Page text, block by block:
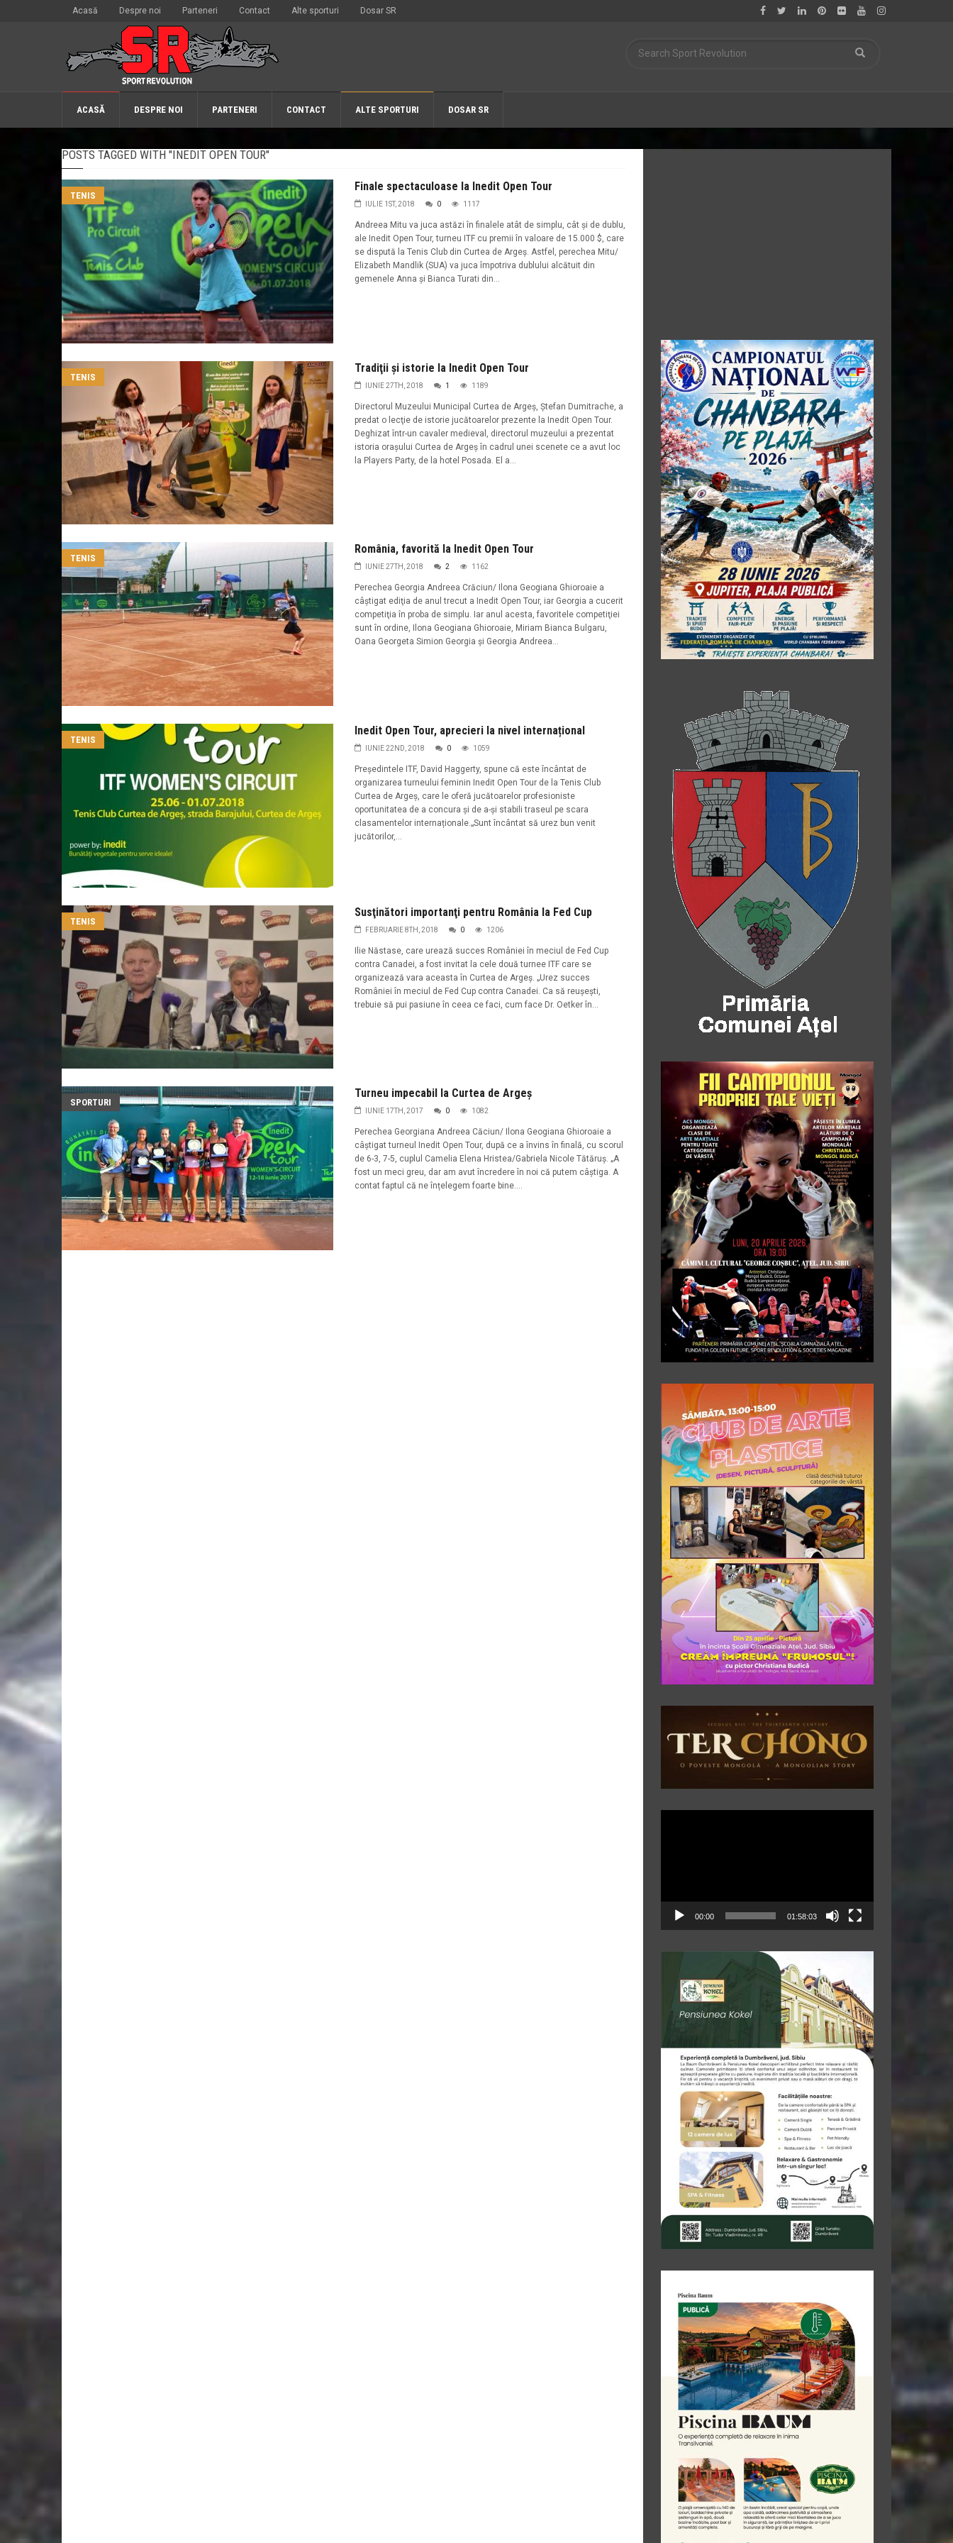
Acasă Despre noi Parteneri Contact Alte sporturi Dosar SR
ACASĂ DESPRE NOI PARTENERI CONTACT ALTE SPORTURI DOSAR SR
POSTS TAGGED WITH "INEDIT OPEN TOUR"
TENIS
Finale spectaculoase la Inedit Open Tour
IULIE 1ST, 2018 0 1117
Andreea Mitu va juca astăzi în finalele atât de simplu, cât şi de dublu,
ale Inedit Open Tour, turneu ITF cu premii în valoare de 15.000 $, care
se dispută la Tenis Club din Curtea de Argeş. Astfel, perechea Mitu/
Elizabeth Mandlik (SUA) va juca împotriva dublului alcătuit din
gemenele Anna şi Bianca Turati din...
TENIS
Tradiţii şi istorie la Inedit Open Tour
IUNIE 27TH, 2018 1 1189
Directorul Muzeului Municipal Curtea de Argeş, Ştefan Dumitrache, a
predat o lecţie de istorie jucătoarelor prezente la Inedit Open Tour.
Deghizat într-un cavaler medieval, directorul muzeului a prezentat
istoria oraşului Curtea de Argeş în cadrul unei scenete ce a avut loc
la Players Party, de la hotel Posada. El a...
TENIS
România, favorită la Inedit Open Tour
IUNIE 27TH, 2018 2 1162
Perechea Georgia Andreea Crăciun/ Ilona Geogiana Ghioroaie a
câştigat ediţia de anul trecut a Inedit Open Tour, iar Georgia a cucerit
competiţia în proba de simplu. Iar anul acesta, favoritele competiţiei
sunt în ordine, Ilona Geogiana Ghioroaie, Miriam Bianca Bulgaru,
Oana Georgeta Simion Georgia şi Georgia Andreea...
TENIS
Inedit Open Tour, aprecieri la nivel internațional
IUNIE 22ND, 2018 0 1059
Preşedintele ITF, David Haggerty, spune că este încântat de
organizarea turneului feminin Inedit Open Tour de la Tenis Club
Curtea de Argeş, care le oferă jucătoarelor profesioniste
oportunitatea de a concura și de a-și stabili traseul pe scara
clasamentelor internaționale.„Sunt încântat să urez bun venit
jucătorilor,...
TENIS
Susţinători importanţi pentru România la Fed Cup
FEBRUARIE 8TH, 2018 0 1206
Ilie Năstase, care urează succes României în meciul de Fed Cup
contra Canadei, a fost invitat la cele două turnee ITF care se
organizează vara aceasta în Curtea de Argeş. „Urez succes
României în meciul de Fed Cup contra Canadei. Ca să reușești,
trebuie să pui pasiune în ceea ce faci, cum face Dr. Oetker în...
SPORTURI
Turneu impecabil la Curtea de Argeş
IUNIE 17TH, 2017 0 1082
Perechea Georgiana Andreea Căciun/ Ilona Geogiana Ghioroaie a
câștigat turneul Inedit Open Tour, după ce a învins în finală, cu scorul
de 6-3, 7-5, cuplul Camelia Elena Hristea/Gabriela Nicole Tătăruș. „A
fost un meci greu, dar am avut încredere în noi că putem câștiga. A
contat faptul că ne înțelegem foarte bine....
00:00 01:58:03